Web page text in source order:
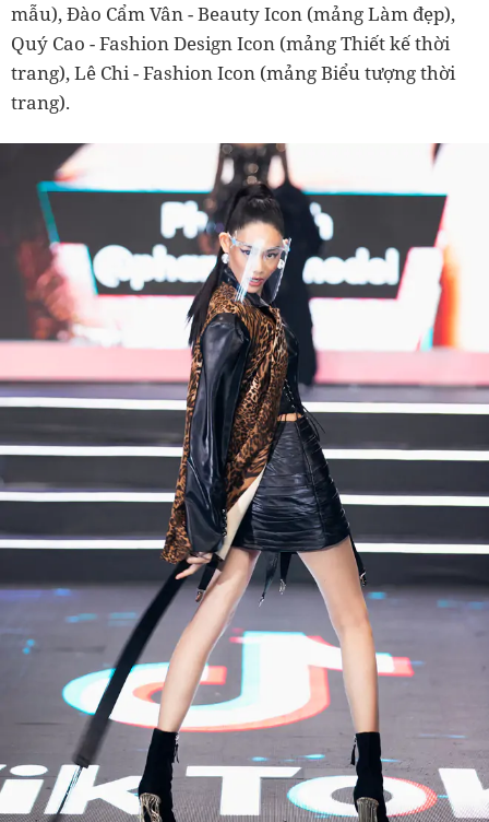
mẫu), Đào Cẩm Vân - Beauty Icon (mảng Làm đẹp),
Quý Cao - Fashion Design Icon (mảng Thiết kế thời
trang), Lê Chi - Fashion Icon (mảng Biểu tượng thời
trang).